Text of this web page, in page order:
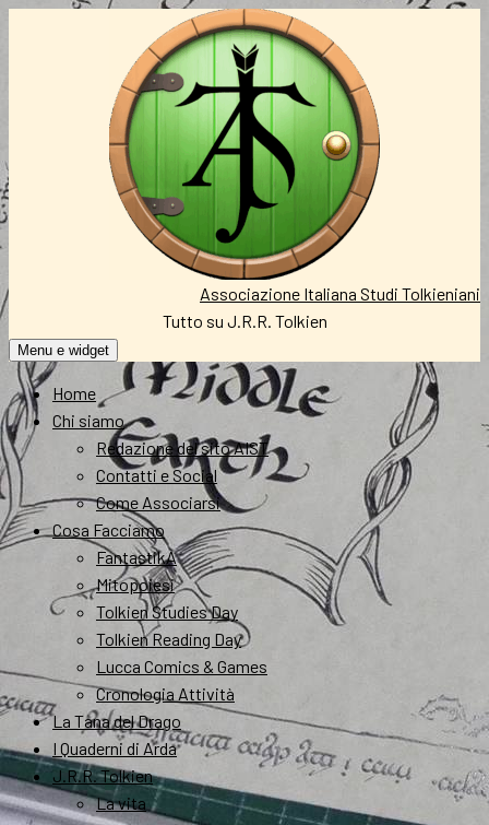
Associazione Italiana Studi Tolkieniani
Tutto su J.R.R. Tolkien
Menu e widget
Home
Chi siamo
Redazione del sito AIST
Contatti e Social
Come Associarsi
Cosa Facciamo
FantastikA
Mitopoiesi
Tolkien Studies Day
Tolkien Reading Day
Lucca Comics & Games
Cronologia Attività
La Tana del Drago
I Quaderni di Arda
J.R.R. Tolkien
La vita